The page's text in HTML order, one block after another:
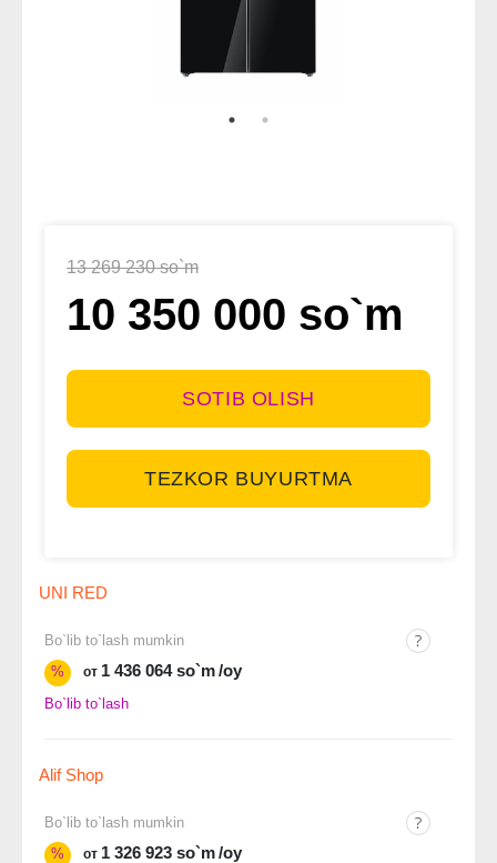
13 269 230 so`m
10 350 000 so`m
SOTIB OLISH
TEZKOR BUYURTMA
UNI RED
Bo`lib to`lash mumkin
%
от 1 436 064 so`m/oy
Bo`lib to`lash
Alif Shop
Bo`lib to`lash mumkin
%
от 1 326 923 so`m/oy